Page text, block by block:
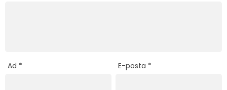
Ad * E-posta *